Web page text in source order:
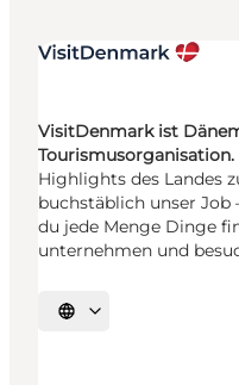
VisitDenmark ist
Tourismusorganisation.
Highlights des Landes
buchstäblich unser Job
du jede Menge Dinge
unternehmen und
Sprache auswählen